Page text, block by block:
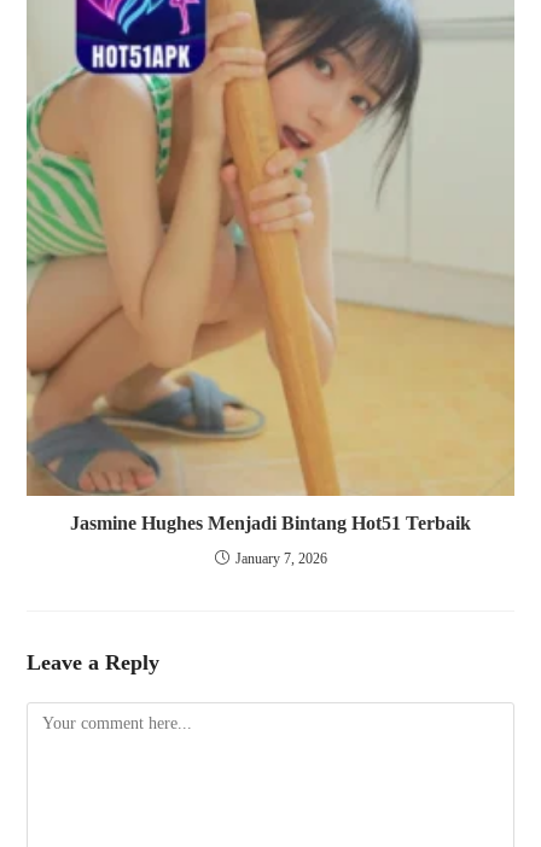
Jasmine Hughes Menjadi Bintang Hot51 Terbaik
January 7, 2026
Leave a Reply